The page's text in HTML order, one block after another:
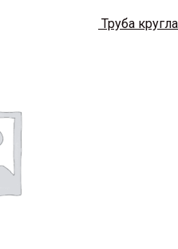
Труба